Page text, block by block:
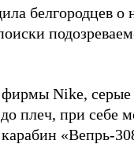
белгородцев о
Nike,
плеч, при себе
«Вепрь-